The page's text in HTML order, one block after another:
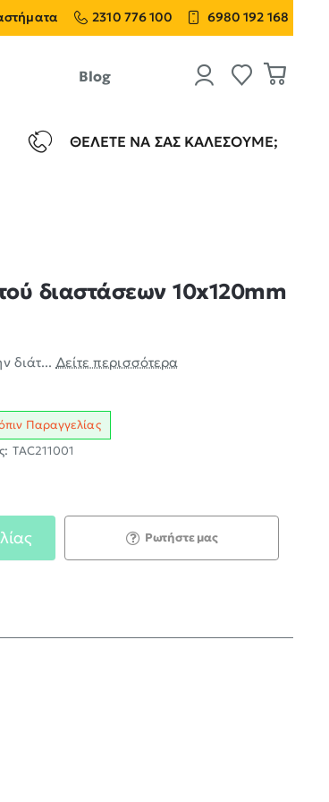
2310 776 100 6980 192 168
Blog
ΘΈΛΕΤΕ ΝΑ ΣΑΣ ΚΑΛΈΣΟΥΜΕ;
διαστάσεων 10x120mm
διάτ... Δείτε περισσότερα
Παραγγελίας
TAC211001
Ρωτήστε μας